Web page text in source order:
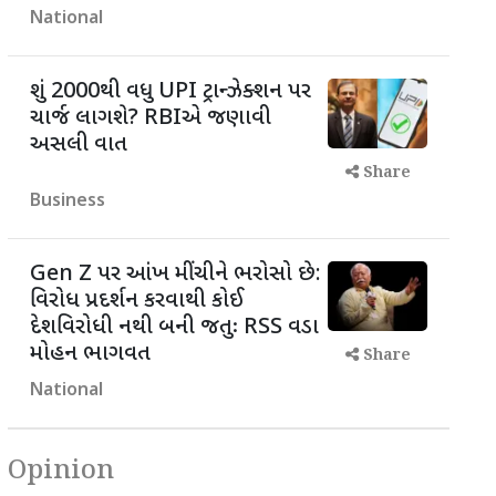
National
શું 2000થી વધુ UPI ટ્રાન્ઝેક્શન પર
ચાર્જ લાગશે? RBIએ જણાવી
અસલી વાત
Business
Share
Gen Z પર આંખ મીંચીને ભરોસો છે:
વિરોધ પ્રદર્શન કરવાથી કોઈ
દેશવિરોધી નથી બની જતુઃ RSS વડા
મોહન ભાગવત
National
Share
Opinion